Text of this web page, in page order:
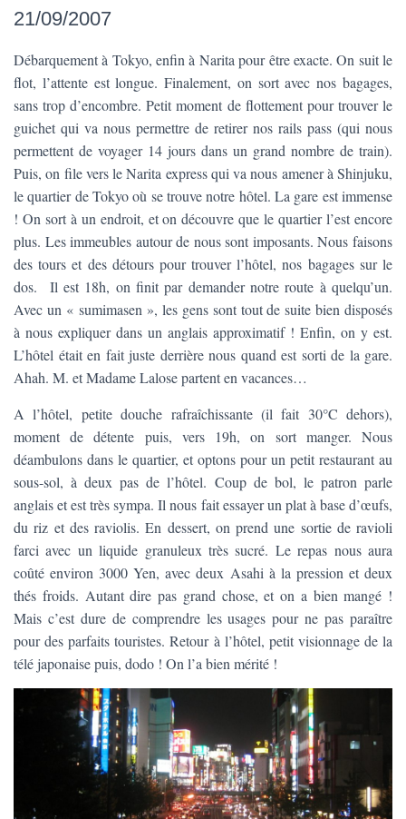
21/09/2007
Débarquement à Tokyo, enfin à Narita pour être exacte. On suit le
flot, l’attente est longue. Finalement, on sort avec nos bagages,
sans trop d’encombre. Petit moment de flottement pour trouver le
guichet qui va nous permettre de retirer nos rails pass (qui nous
permettent de voyager 14 jours dans un grand nombre de train).
Puis, on file vers le Narita express qui va nous amener à Shinjuku,
le quartier de Tokyo où se trouve notre hôtel. La gare est immense
! On sort à un endroit, et on découvre que le quartier l’est encore
plus. Les immeubles autour de nous sont imposants. Nous faisons
des tours et des détours pour trouver l’hôtel, nos bagages sur le
dos. Il est 18h, on finit par demander notre route à quelqu’un.
Avec un « sumimasen », les gens sont tout de suite bien disposés
à nous expliquer dans un anglais approximatif ! Enfin, on y est.
L’hôtel était en fait juste derrière nous quand est sorti de la gare.
Ahah. M. et Madame Lalose partent en vacances…
A l’hôtel, petite douche rafraîchissante (il fait 30°C dehors),
moment de détente puis, vers 19h, on sort manger. Nous
déambulons dans le quartier, et optons pour un petit restaurant au
sous-sol, à deux pas de l’hôtel. Coup de bol, le patron parle
anglais et est très sympa. Il nous fait essayer un plat à base d’œufs,
du riz et des raviolis. En dessert, on prend une sortie de ravioli
farci avec un liquide granuleux très sucré. Le repas nous aura
coûté environ 3000 Yen, avec deux Asahi à la pression et deux
thés froids. Autant dire pas grand chose, et on a bien mangé !
Mais c’est dure de comprendre les usages pour ne pas paraître
pour des parfaits touristes. Retour à l’hôtel, petit visionnage de la
télé japonaise puis, dodo ! On l’a bien mérité !